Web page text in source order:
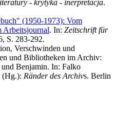
- krytyka - inerpretacja.
(1950-1973): Vom
Arbeitsjournal. In: Zeitschrift für
S. 283-292.
Verschwinden und
und Bibliotheken im Archiv:
und Benjamin. In: Falko
(Hg.): Ränder des Archivs. Berlin